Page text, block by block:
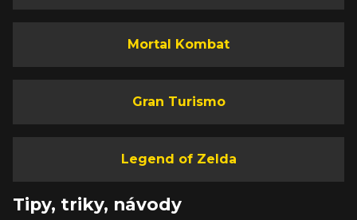
Mortal Kombat
Gran Turismo
Legend of Zelda
Tipy, triky, návody